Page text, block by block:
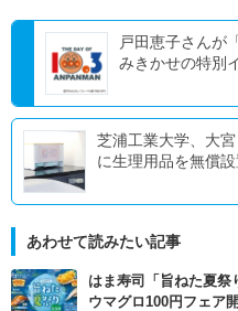
戸田恵子さんが
みきかせの特別
芝浦工業大学、大
に生理用品を無償
あわせて読みたい記事
はま寿司「旨ねた夏祭
ウマグロ100円フェア